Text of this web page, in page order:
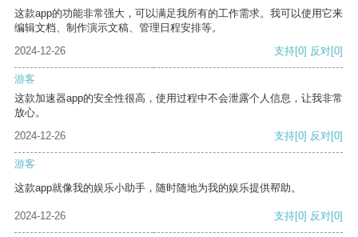
这款app的功能非常强大，可以满足我所有的工作需求。我可以使用它来
编辑文档、制作演示文稿、管理日程安排等。
2024-12-26
支持[0] 反对[0]
游客
这款加速器app的安全性很高，使用过程中不会泄露个人信息，让我非常
放心。
2024-12-26
支持[0] 反对[0]
游客
这款app就像我的娱乐小助手，随时随地为我的娱乐提供帮助。
2024-12-26 支持[0] 反对[0]